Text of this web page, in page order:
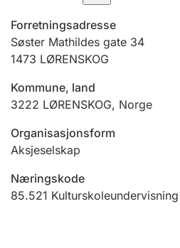
Tinglysing
Jeger
Ektepaktveileder
Offentlig sektor
Forretningsadresse
Søster Mathildes gate 34
1473 LØRENSKOG
Kommune, land
3222 LØRENSKOG, Norge
Organisasjonsform
Aksjeselskap
Næringskode
85.521